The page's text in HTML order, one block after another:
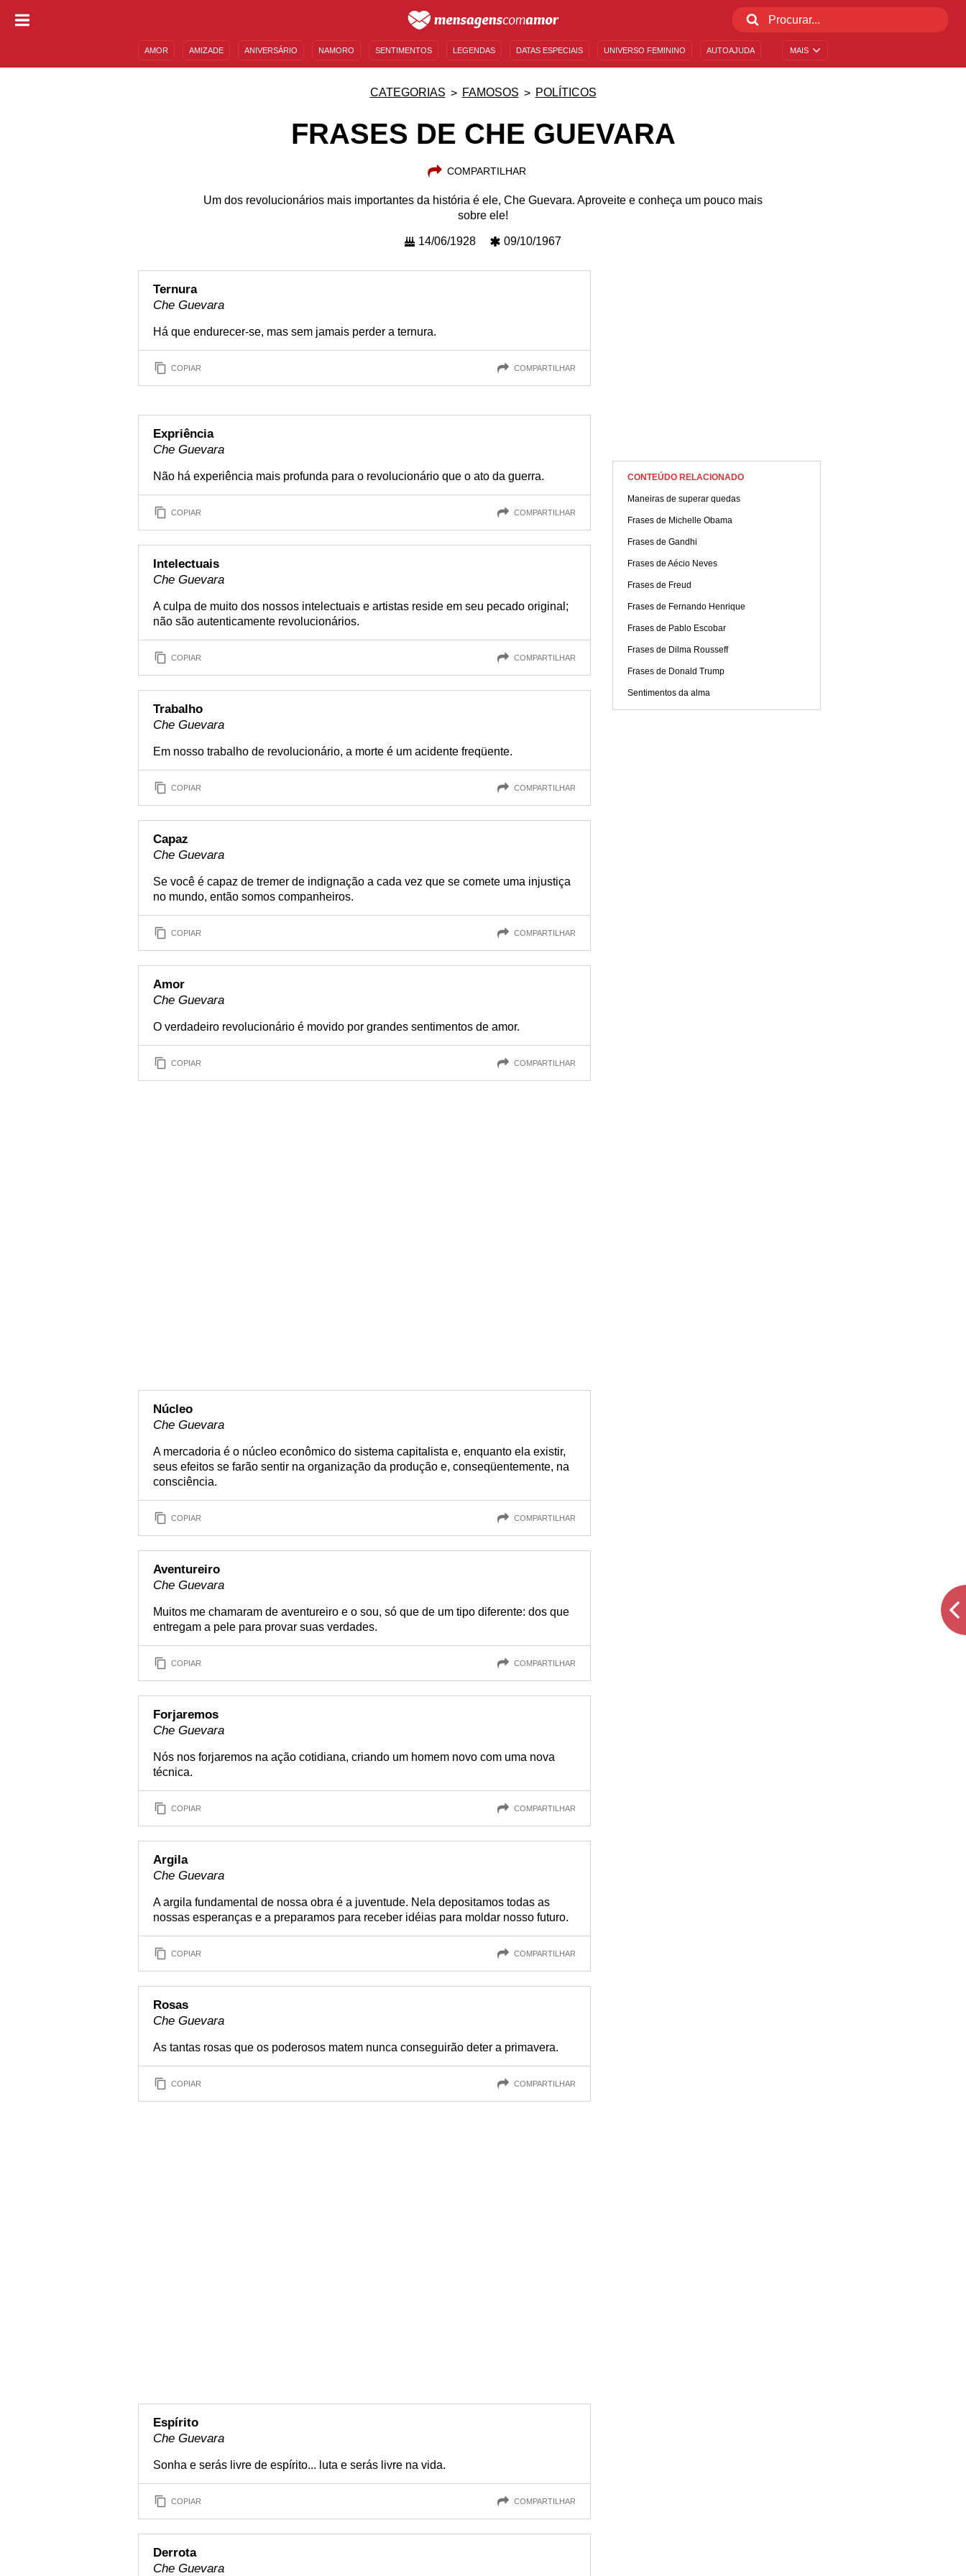
MAIS
AMOR AMIZADE ANIVERSÁRIO NAMORO SENTIMENTOS LEGENDAS DATAS ESPECIAIS UNIVERSO FEMININO AUTOAJUDA
CATEGORIAS FAMOSOS POLÍTICOS
FRASES DE CHE GUEVARA
COMPARTILHAR
Um dos revolucionários mais importantes da história é ele, Che Guevara. Aproveite e conheça um pouco mais
sobre ele!
14/06/1928 09/10/1967
Ternura
Che Guevara
Há que endurecer-se, mas sem jamais perder a ternura.
COPIAR COMPARTILHAR
Expriência
Che Guevara
Não há experiência mais profunda para o revolucionário que o ato da guerra.
COPIAR COMPARTILHAR
Intelectuais
Che Guevara
A culpa de muito dos nossos intelectuais e artistas reside em seu pecado original;
não são autenticamente revolucionários.
COPIAR COMPARTILHAR
Trabalho
Che Guevara
Em nosso trabalho de revolucionário, a morte é um acidente freqüente.
COPIAR COMPARTILHAR
Capaz
Che Guevara
Se você é capaz de tremer de indignação a cada vez que se comete uma injustiça
no mundo, então somos companheiros.
COPIAR COMPARTILHAR
Amor
Che Guevara
O verdadeiro revolucionário é movido por grandes sentimentos de amor.
COPIAR COMPARTILHAR
Núcleo
Che Guevara
A mercadoria é o núcleo econômico do sistema capitalista e, enquanto ela existir,
seus efeitos se farão sentir na organização da produção e, conseqüentemente, na
consciência.
COPIAR COMPARTILHAR
Aventureiro
Che Guevara
Muitos me chamaram de aventureiro e o sou, só que de um tipo diferente: dos que
entregam a pele para provar suas verdades.
COPIAR COMPARTILHAR
Forjaremos
Che Guevara
Nós nos forjaremos na ação cotidiana, criando um homem novo com uma nova
técnica.
COPIAR COMPARTILHAR
Argila
Che Guevara
A argila fundamental de nossa obra é a juventude. Nela depositamos todas as
nossas esperanças e a preparamos para receber idéias para moldar nosso futuro.
COPIAR COMPARTILHAR
Rosas
Che Guevara
As tantas rosas que os poderosos matem nunca conseguirão deter a primavera.
COPIAR COMPARTILHAR
Espírito
Che Guevara
Sonha e serás livre de espírito... luta e serás livre na vida.
COPIAR COMPARTILHAR
Derrota
Che Guevara
CONTEÚDO RELACIONADO
Maneiras de superar quedas
Frases de Michelle Obama
Frases de Gandhi
Frases de Aécio Neves
Frases de Freud
Frases de Fernando Henrique
Frases de Pablo Escobar
Frases de Dilma Rousseff
Frases de Donald Trump
Sentimentos da alma